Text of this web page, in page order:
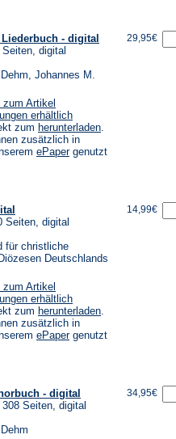
Liederbuch - digital
digital
Johannes M.
Artikel
erhältlich
zum herunterladen(Öffnet
einem
.
zusätzlich in
ePaper(Öffnet
genutzt
29,95€
Seiten, digital
für christliche
Deutschlands
Artikel
erhältlich
zum herunterladen(Öffnet
einem
.
zusätzlich in
ePaper(Öffnet
genutzt
14,99€
- digital
Seiten, digital
34,95€